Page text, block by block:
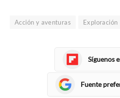
Acción y aventuras Exploración
Síguenos
Fuente